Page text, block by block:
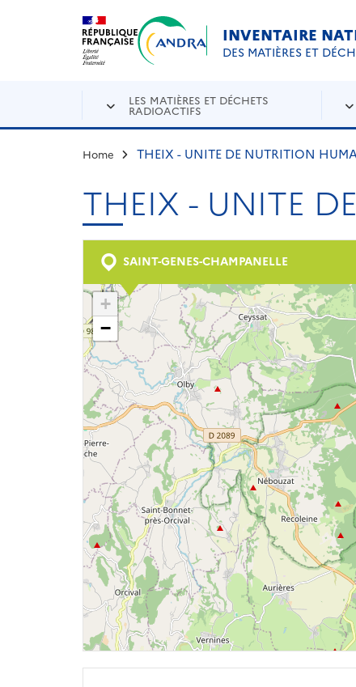
Aller au contenu principal
INVENTAIRE
DES MATIÈRES ET
LES MATIÈRES ET DÉCHETS
RADIOACTIFS
Home THEIX - UNITE DE NUTRITION
THEIX - UNITE
SAINT-GENES-CHAMPANELLE
+
−